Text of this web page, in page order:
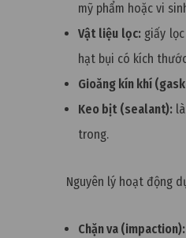
mỹ phẩm hoặc vi
Vật liệu lọc:giấy lọc
hạt bụi có kích
Gioăng kín khí
Keo bịt (sealant):là
trong.
Nguyên lý hoạt động
Chặn va (impaction):